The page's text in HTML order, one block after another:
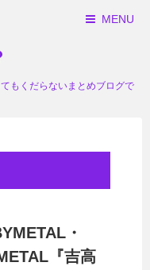
MENU
もくだらないまとめブログで
・
『吉高